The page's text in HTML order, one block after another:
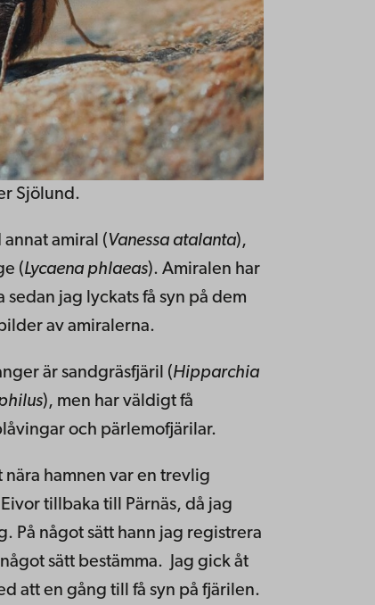
Sjölund.
amiral (Vanessa atalanta),
(Lycaena phlaeas). Amiralen har
jag lyckats få syn på dem
av amiralerna.
är sandgräsfjäril (Hipparchia
), men har väldigt få
och pärlemofjärilar.
hamnen var en trevlig
tillbaka till Pärnäs, då jag
På något sätt hann jag registrera
sätt bestämma. Jag gick åt
att en gång till få syn på fjärilen.